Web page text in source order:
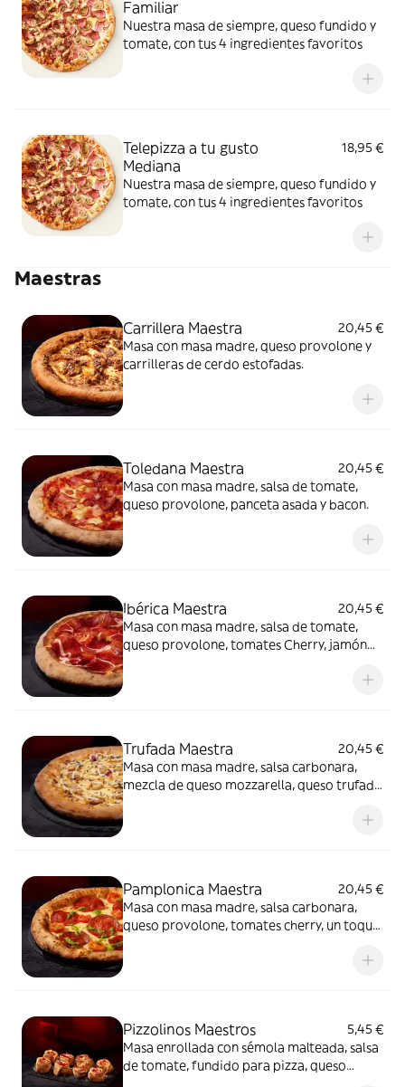
Familiar
Nuestra masa de siempre, queso fundido y
tomate, con tus 4 ingredientes favoritos
Telepizza a tu gusto
Mediana
18,95 €
Nuestra masa de siempre, queso fundido y
tomate, con tus 4 ingredientes favoritos
Maestras
Carrillera Maestra
20,45 €
Masa con masa madre, queso provolone y
carrilleras de cerdo estofadas.
Toledana Maestra
20,45 €
Masa con masa madre, salsa de tomate,
queso provolone, panceta asada y bacon.
Ibérica Maestra
20,45 €
Masa con masa madre, salsa de tomate,
queso provolone, tomates Cherry, jamón
Trufada Maestra
20,45 €
Masa con masa madre, salsa carbonara,
mezcla de queso mozzarella, queso trufado
Pamplonica Maestra
20,45 €
Masa con masa madre, salsa carbonara,
queso provolone, tomates cherry, un toque
Pizzolinos Maestros
5,45 €
Masa enrollada con sémola malteada, salsa
de tomate, fundido para pizza, queso